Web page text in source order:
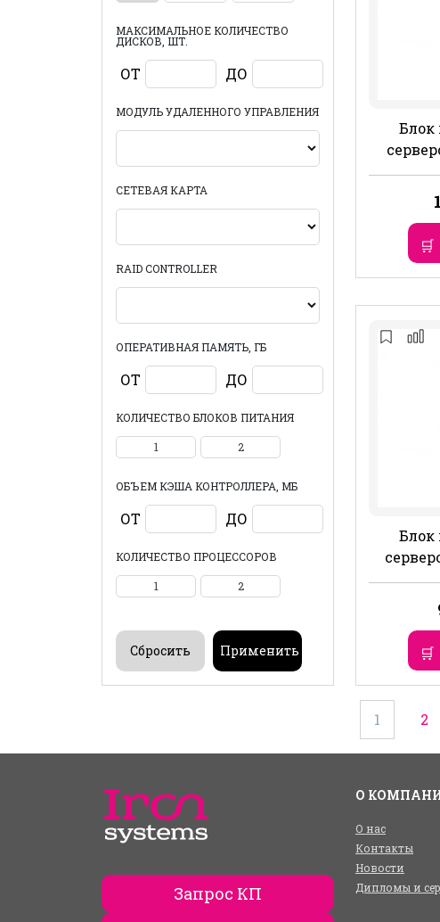
МАКСИМАЛЬНОЕ КОЛИЧЕСТВО
ДИСКОВ, ШТ.
ОТ ДО
МОДУЛЬ УДАЛЕННОГО УПРАВЛЕНИЯ
СЕТЕВАЯ КАРТА
RAID CONTROLLER
ОПЕРАТИВНАЯ ПАМЯТЬ, ГБ
ОТ ДО
КОЛИЧЕСТВО БЛОКОВ ПИТАНИЯ
1 2
ОБЪЕМ КЭША КОНТРОЛЛЕРА, МБ
ОТ ДО
КОЛИЧЕСТВО ПРОЦЕССОРОВ
1 2
Блок
Блок
1 2
Запрос КП
О
О нас
Контакты
Новости
Дипломы и